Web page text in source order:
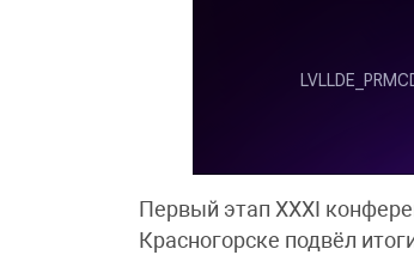
Первый этап XXXI
Красногорске подвёл